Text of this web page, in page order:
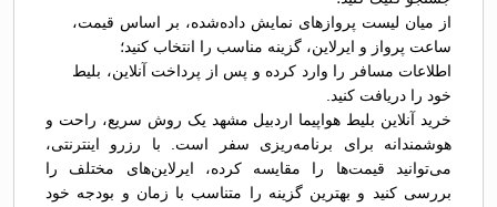
از میان لیست پروازهای نمایش داده‌شده، بر اساس قیمت،
ساعت پرواز و ایرلاین، گزینه مناسب را انتخاب کنید؛
اطلاعات مسافر را وارد کرده و پس از پرداخت آنلاین، بلیط
خود را دریافت کنید.
خرید آنلاین بلیط هواپیما اردبیل مشهد یک روش سریع، راحت و
هوشمندانه برای برنامه‌ریزی سفر است. با رزرو اینترنتی،
می‌توانید قیمت‌ها را مقایسه کرده، ایرلاین‌های مختلف را
بررسی کنید و بهترین گزینه را متناسب با زمان و بودجه خود